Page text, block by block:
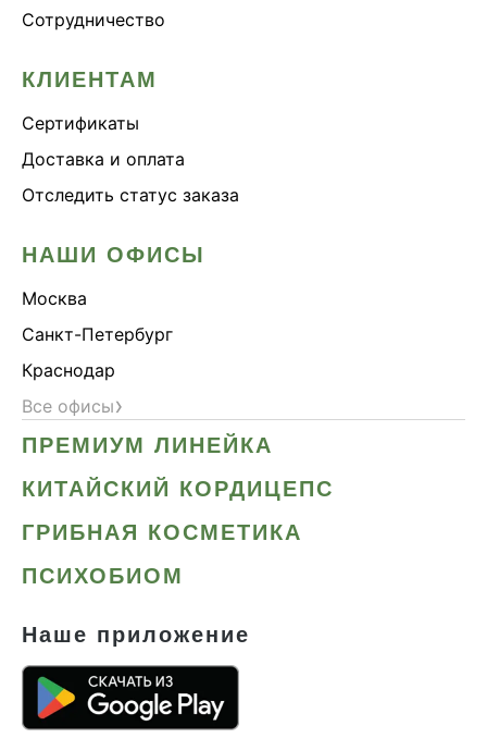
Сотрудничество
КЛИЕНТАМ
Сертификаты
Доставка и оплата
Отследить статус заказа
НАШИ ОФИСЫ
Москва
Санкт-Петербург
Краснодар
Все офисы›
ПРЕМИУМ ЛИНЕЙКА
КИТАЙСКИЙ КОРДИЦЕПС
ГРИБНАЯ КОСМЕТИКА
ПСИХОБИОМ
Наше приложение